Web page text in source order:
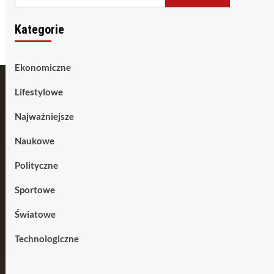
Kategorie
Ekonomiczne
Lifestylowe
Najważniejsze
Naukowe
Polityczne
Sportowe
Światowe
Technologiczne